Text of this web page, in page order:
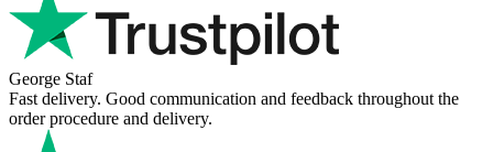
George Staf
Fast delivery. Good communication and feedback throughout the
order procedure and delivery.